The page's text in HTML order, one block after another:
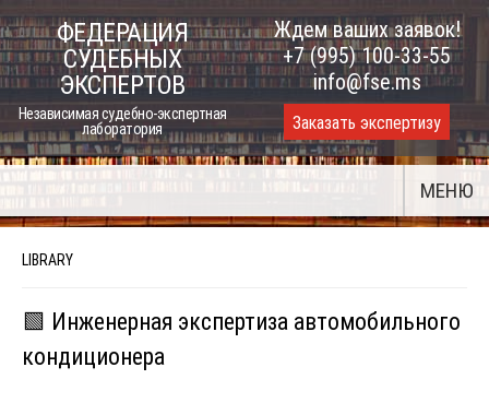
Skip
to
content
ФЕДЕРАЦИЯ
СУДЕБНЫХ
ЭКСПЕРТОВ
Независимая судебно-экспертная
лаборатория
Ждем ваших заявок!
+7 (995) 100-33-55
info@fse.ms
Заказать экспертизу
МЕНЮ
LIBRARY
🟩 Инженерная экспертиза автомобильного
кондиционера